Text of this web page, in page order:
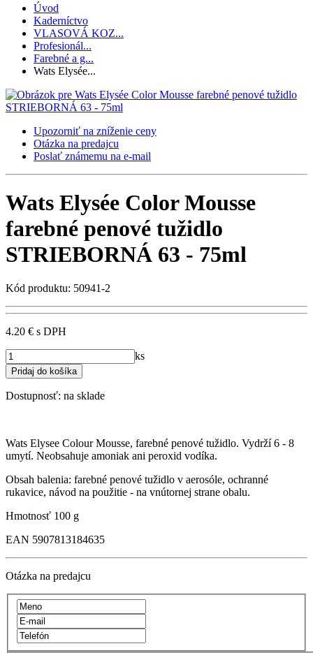
Úvod
Kaderníctvo
VLASOVÁ KOZ...
Profesionál...
Farebné a g...
Wats Elysée...
Upozorniť na zníženie ceny
Otázka na predajcu
Poslať známemu na e-mail
Wats Elysée Color Mousse
farebné penové tužidlo
STRIEBORNÁ 63 - 75ml
Kód produktu: 50941-2
4.20 € s DPH
ks
Dostupnosť: na sklade
Wats Elysee Colour Mousse, farebné penové tužidlo. Vydrží 6 - 8
umytí. Neobsahuje amoniak ani peroxid vodíka.
Obsah balenia: farebné penové tužidlo v aerosóle, ochranné
rukavice, návod na použitie - na vnútornej strane obalu.
Hmotnosť 100 g
EAN 5907813184635
Otázka na predajcu